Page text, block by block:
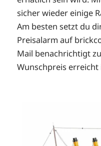
sicher wieder einige
Am besten setzt du
Preisalarm auf
Mail benachrichtigt
Wunschpreis erreicht